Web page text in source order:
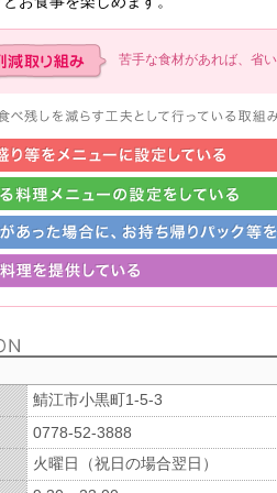
苦手な食材があれば、省
鯖江市小黒町1-5-3
0778-52-3888
火曜日（祝日の場合翌日）